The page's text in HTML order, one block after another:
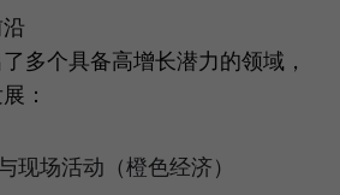
多个具备高增长潜力的领域，
：
现场活动（橙色经济）